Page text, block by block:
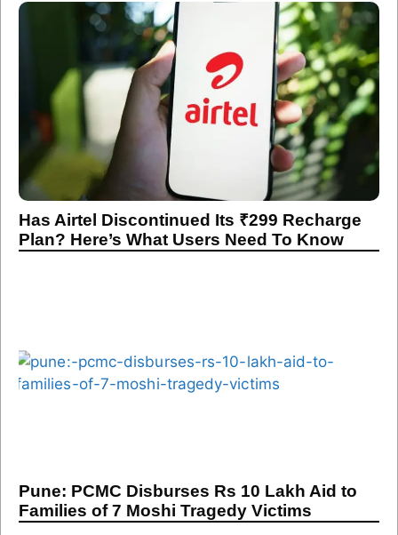
Has Airtel Discontinued Its ₹299 Recharge
Plan? Here’s What Users Need To Know
Pune: PCMC Disburses Rs 10 Lakh Aid to
Families of 7 Moshi Tragedy Victims